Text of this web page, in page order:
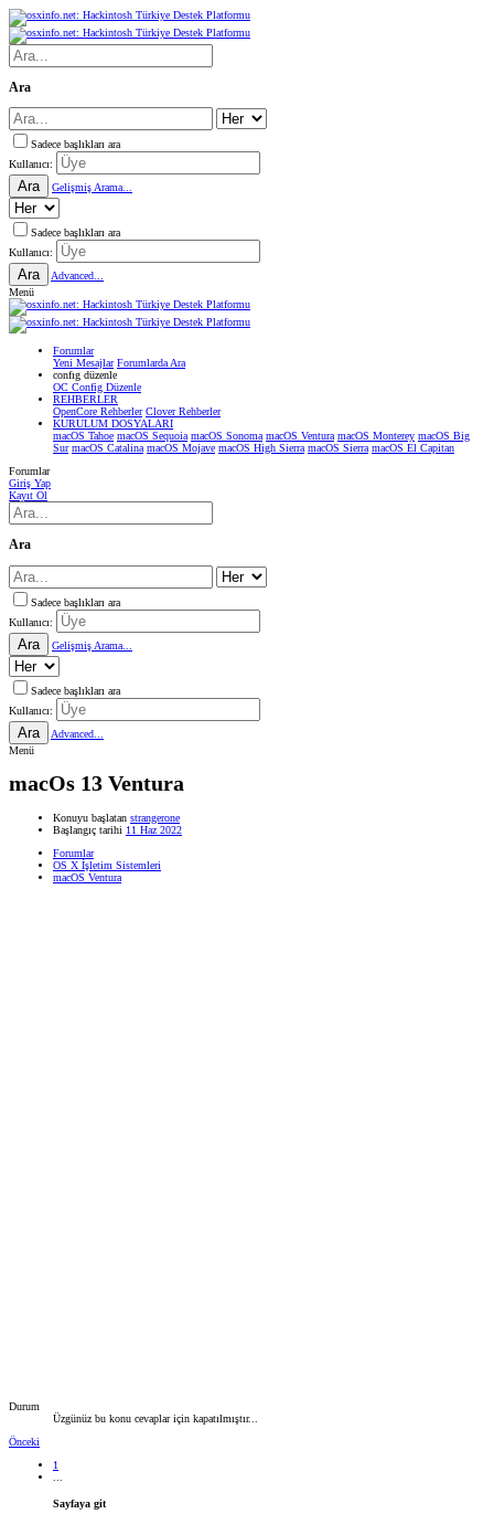
Ara
Sadece başlıkları ara
Kullanıcı:
Ara Gelişmiş Arama...
Sadece başlıkları ara
Kullanıcı:
Ara
Advanced...
Menü
Forumlar
Yeni Mesajlar Forumlarda Ara
confıg düzenle
OC Config Düzenle
REHBERLER
OpenCore Rehberler Clover Rehberler
KURULUM DOSYALARI
macOS Tahoe macOS Sequoia macOS Sonoma macOS Ventura macOS Monterey macOS Big
Sur macOS Catalina macOS Mojave macOS High Sierra macOS Sierra macOS El Capitan
Forumlar
Giriş Yap
Kayıt Ol
Ara
Sadece başlıkları ara
Kullanıcı:
Ara Gelişmiş Arama...
Sadece başlıkları ara
Kullanıcı:
Ara
Advanced...
Menü
macOs 13 Ventura
Konuyu başlatan strangerone
Başlangıç tarihi 11 Haz 2022
Forumlar
OS X İşletim Sistemleri
macOS Ventura
Durum
Üzgünüz bu konu cevaplar için kapatılmıştır...
Önceki
1
Sayfaya git